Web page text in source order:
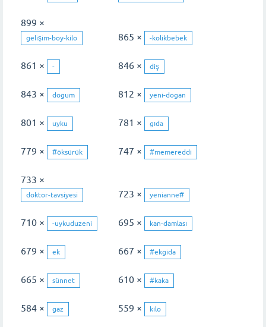
899 ×
gelişim-boy-kilo 865 × -kolikbebek
861 × - 846 × diş
843 × dogum 812 × yeni-dogan
801 × uyku 781 × gıda
779 × #öksürük 747 × #memereddi
733 ×
doktor-tavsiyesi 723 × yenianne#
710 × -uykuduzeni 695 × kan-damlası
679 × ek 667 × #ekgida
665 × sünnet 610 × #kaka
584 × gaz 559 × kilo